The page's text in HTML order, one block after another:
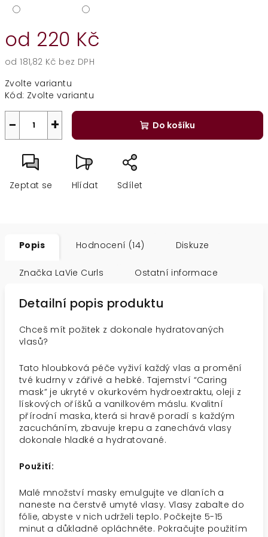
od 220 Kč
od181,82 Kč bez DPH
cena:
Zvolte variantu
Kód: Zvolte variantu
+
− Do košíku
Zeptat se Hlídat Sdílet
Popis Hodnocení (14) Diskuze
Značka LaVie Curls Ostatní informace
Detailní popis produktu
Chceš mít požitek z dokonale hydratovaných
vlasů?
Tato hloubková péče vyživí každý vlas a promění
tvé kudrny v zářivé a hebké. Tajemství “Caring
mask” je ukryté v okurkovém hydroextraktu, oleji z
lískových oříšků a vanilkovém máslu. Kvalitní
přírodní maska, která si hravě poradí s každým
zacucháním, zbavuje krepu a zanechává vlasy
dokonale hladké a hydratované.
Použití:
Malé množství masky emulgujte ve dlaních a
naneste na čerstvě umyté vlasy. Vlasy zabalte do
fólie, abyste v nich udrželi teplo. Počkejte 5-15
minut a důkladně opláchněte. Pokračujte použitím